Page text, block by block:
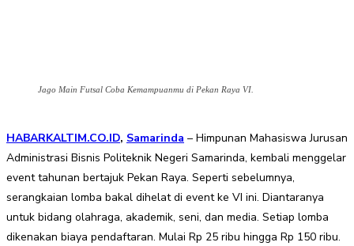
Jago Main Futsal Coba Kemampuanmu di Pekan Raya VI.
HABARKALTIM.CO.ID, Samarinda – Himpunan Mahasiswa Jurusan
Administrasi Bisnis Politeknik Negeri Samarinda, kembali menggelar
event tahunan bertajuk Pekan Raya. Seperti sebelumnya,
serangkaian lomba bakal dihelat di event ke VI ini. Diantaranya
untuk bidang olahraga, akademik, seni, dan media. Setiap lomba
dikenakan biaya pendaftaran. Mulai Rp 25 ribu hingga Rp 150 ribu.